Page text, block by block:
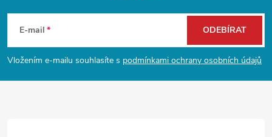
i
s
p
a
E-mail
Vložením e-mailu souhlasíte s podmínkami ochrany osobních údajů
ODEBÍRAT